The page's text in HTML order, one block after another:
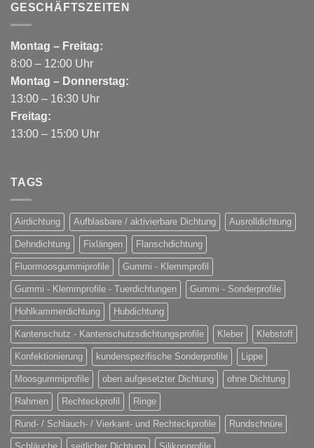
GESCHÄFTSZEITEN
Montag – Freitag:
8:00 – 12:00 Uhr
Montag – Donnerstag:
13:00 – 16:30 Uhr
Freitag:
13:00 – 15:00 Uhr
TAGS
Airdichtung Aufblasbare / aktivierbare Dichtung Ausrolldichtung
Dehndichtung Fixlängen Flanschdichtung
Fluormoosgummiprofile Gummi - Klemmprofil
Gummi - Klemmprofile - Tuerdichtungen Gummi - Sonderprofile
Hohlkammerdichtung Hubdichtung
Kantenschutz - Kantenschutzsdichtungsprofile Kleber Klebstoff
Konfektionierung kundenspezifische Sonderprofile Lippe
Moosgummiprofile oben aufgesetzter Dichtung ohne Dichtung
Rahmen Rechteckprofil Ringe
Rund- / Schlauch- / Vierkant- und Rechteckprofile Rundschnüre